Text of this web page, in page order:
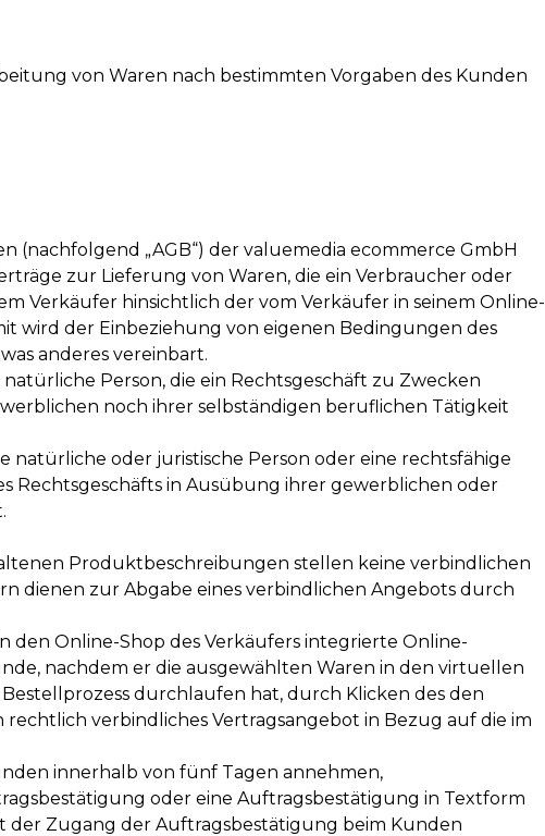
von Waren nach bestimmten Vorgaben des Kunden
(nachfolgend „AGB“) der valuemedia ecommerce GmbH
zur Lieferung von Waren, die ein Verbraucher oder
Verkäufer hinsichtlich der vom Verkäufer in seinem Online-
wird der Einbeziehung von eigenen Bedingungen des
anderes vereinbart.
Person, die ein Rechtsgeschäft zu Zwecken
noch ihrer selbständigen beruflichen Tätigkeit
natürliche oder juristische Person oder eine rechtsfähige
Rechtsgeschäfts in Ausübung ihrer gewerblichen oder
Produktbeschreibungen stellen keine verbindlichen
dienen zur Abgabe eines verbindlichen Angebots durch
den Online-Shop des Verkäufers integrierte Online-
nachdem er die ausgewählten Waren in den virtuellen
durchlaufen hat, durch Klicken des den
verbindliches Vertragsangebot in Bezug auf die im
innerhalb von fünf Tagen annehmen,
oder eine Auftragsbestätigung in Textform
der Zugang der Auftragsbestätigung beim Kunden